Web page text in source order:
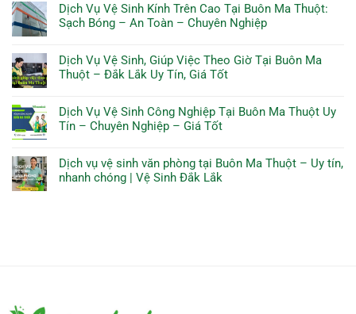
Dịch Vụ Vệ Sinh Kính Trên Cao Tại Buôn Ma Thuột:
Sạch Bóng – An Toàn – Chuyên Nghiệp
Dịch Vụ Vệ Sinh, Giúp Việc Theo Giờ Tại Buôn Ma
Thuột – Đắk Lắk Uy Tín, Giá Tốt
Dịch Vụ Vệ Sinh Công Nghiệp Tại Buôn Ma Thuột Uy
Tín – Chuyên Nghiệp – Giá Tốt
Dịch vụ vệ sinh văn phòng tại Buôn Ma Thuột – Uy tín,
nhanh chóng | Vệ Sinh Đắk Lắk